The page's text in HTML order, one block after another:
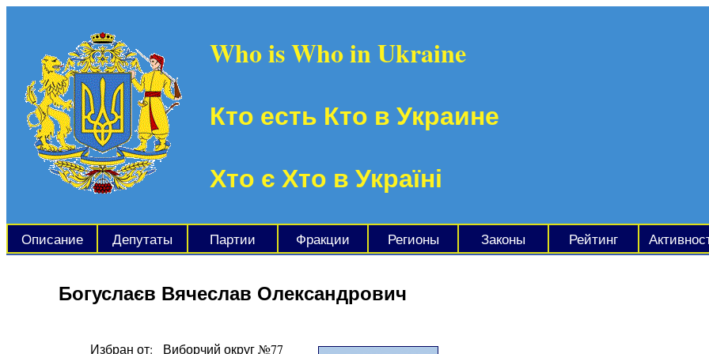
Who is Who in Ukraine
Кто есть Кто в Украине
Хто є Хто в Україні
Описание Депутаты Партии Фракции Регионы Законы Рейтинг
Богуслаєв Вячеслав Олександрович
Избран от:
Виборчий округ №77